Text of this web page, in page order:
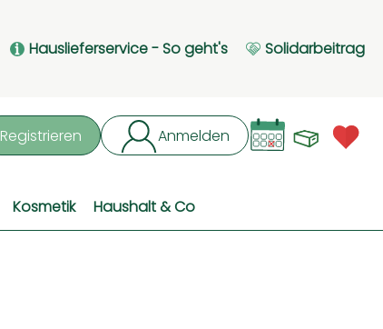
Hauslieferservice - So geht's Solidarbeitrag
Registrieren Anmelden
Kosmetik Haushalt & Co